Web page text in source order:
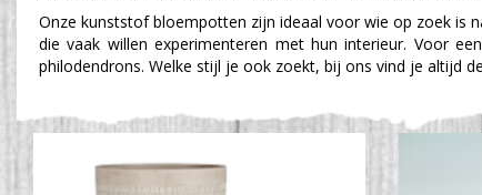
Onze kunststof bloempotten zijn ideaal voor wie op zoek is
die vaak willen experimenteren met hun interieur. Voor
philodendrons. Welke stijl je ook zoekt, bij ons vind je altijd